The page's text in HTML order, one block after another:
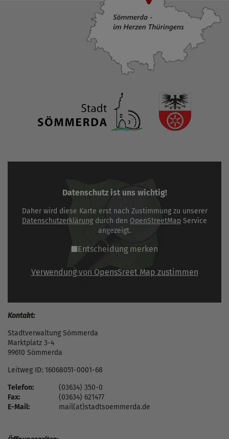
Datenschutz ist uns wichtig!
Daher wird diese Karte erst nach Zustimmung zu unserer
Datenschutzerklärung durch den OpenStreetMap Service
angezeigt.
Entscheidung merken
Verwendung von OpensSreet Map zustimmen
Kontakt:
Stadtverwaltung Sömmerda
Marktplatz 3-4
99610 Sömmerda
Leitweg ID: 16068051-0001-68
Telefon:
(03634) 350-0
Fax:
(03634) 621477
E-Mail:
mail(at)stadtsoemmerda.de